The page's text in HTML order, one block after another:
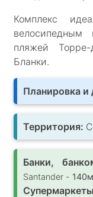
Комплекс
пляжей
Бланки.
Планировка и
Территория:
Банки,
Santander - 140м
Супермаркеты